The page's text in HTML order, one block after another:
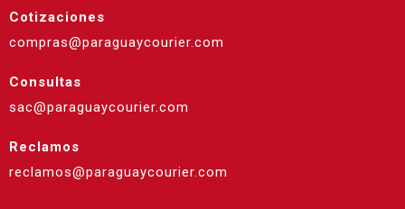
Cotizaciones
compras@paraguaycourier.com
Consultas
sac@paraguaycourier.com
Reclamos
reclamos@paraguaycourier.com